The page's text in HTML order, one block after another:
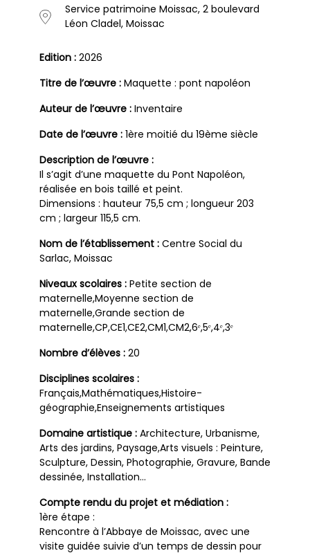
Service patrimoine Moissac, 2 boulevard
Léon Cladel, Moissac
Edition : 2026
Titre de l’œuvre : Maquette : pont napoléon
Auteur de l’œuvre : Inventaire
Date de l’œuvre : 1ère moitié du 19ème siècle
Description de l’œuvre :
Il s’agit d’une maquette du Pont Napoléon,
réalisée en bois taillé et peint.
Dimensions : hauteur 75,5 cm ; longueur 203
cm ; largeur 115,5 cm.
Nom de l’établissement : Centre Social du
Sarlac, Moissac
Niveaux scolaires : Petite section de
maternelle,Moyenne section de
maternelle,Grande section de
maternelle,CP,CE1,CE2,CM1,CM2,6ᵉ,5ᵉ,4ᵉ,3ᵉ
Nombre d’élèves : 20
Disciplines scolaires :
Français,Mathématiques,Histoire-
géographie,Enseignements artistiques
Domaine artistique : Architecture, Urbanisme,
Arts des jardins, Paysage,Arts visuels : Peinture,
Sculpture, Dessin, Photographie, Gravure, Bande
dessinée, Installation…
Compte rendu du projet et médiation :
1ère étape :
Rencontre à l’Abbaye de Moissac, avec une
visite guidée suivie d’un temps de dessin pour